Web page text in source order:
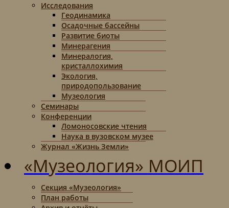
Исследования
Геодинамика
Осадочные бассейны
Развитие биоты
Минерагения
Минералогия,
кристаллохимия
Экология,
природопользование
Музеология
Семинары
Конференции
Ломоносовские чтения
Наука в вузовском музее
Журнал «Жизнь Земли»
«Музеология» МОИП
Секция «Музеология»
План работы